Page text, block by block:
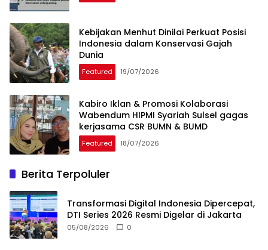
Kebijakan Menhut Dinilai Perkuat Posisi
Indonesia dalam Konservasi Gajah
Dunia
Featured 19/07/2026
Kabiro Iklan & Promosi Kolaborasi
Wabendum HIPMI Syariah Sulsel gagas
kerjasama CSR BUMN & BUMD
Featured 18/07/2026
Berita Terpoluler
Transformasi Digital Indonesia Dipercepat,
DTI Series 2026 Resmi Digelar di Jakarta
05/08/2026 0